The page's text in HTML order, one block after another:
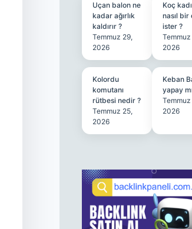
Uçan balon ne
kadar ağırlık
kaldırır ?
Temmuz 29,
2026
Koç
nasıl bir
ister ?
Temmuz
2026
Kolordu
komutanı
rütbesi nedir ?
Temmuz 25,
2026
Keban
yapay
2026